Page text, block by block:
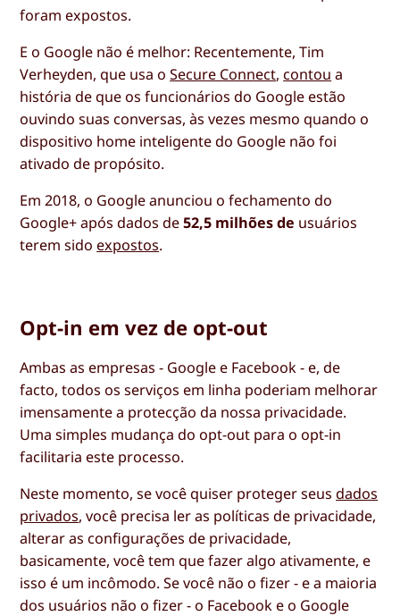
foram expostos.
E o Google não é melhor: Recentemente, Tim
Verheyden, que usa oSecure Connect, contou a
história de que os funcionários do Google estão
ouvindo suas conversas, às vezes mesmo quando o
dispositivo home inteligente do Google não foi
ativado de propósito.
Em 2018, o Google anunciou o fechamento do
Google+ após dados de52,5 milhões de usuários
terem sido expostos.
Opt-in em vez de opt-out
Ambas as empresas - Google e Facebook - e, de
facto, todos os serviços em linha poderiam melhorar
imensamente a protecção da nossa privacidade.
Uma simples mudança do opt-out para o opt-in
facilitaria este processo.
Neste momento, se você quiser proteger seusdados
privados, você precisa ler as políticas de privacidade,
alterar as configurações de privacidade,
basicamente, você tem que fazer algo ativamente, e
isso é um incômodo. Se você não o fizer - e a maioria
dos usuários não o fizer - o Facebook e o Google